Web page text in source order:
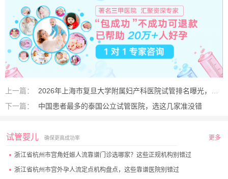
上一篇：
2026年上海市复旦大学附属妇产科医院试管排名曝光，囊胚形成率67%实力领跑
下一篇：
中国患者最多的泰国公立试管医院，选这几家准没错
试管婴儿 确保更高成功率 更多
浙江省杭州市宫角妊娠人流靠谱门诊选哪家？这些正规机构别错过
浙江省杭州市宫外孕人流定点机构盘点，这些靠谱医院别错过